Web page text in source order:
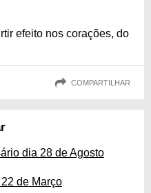
efeito nos corações, do
COMPARTILHAR
dia 28 de Agosto
de Março